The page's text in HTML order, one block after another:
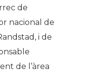
de
nacional de
i de
de l’àrea